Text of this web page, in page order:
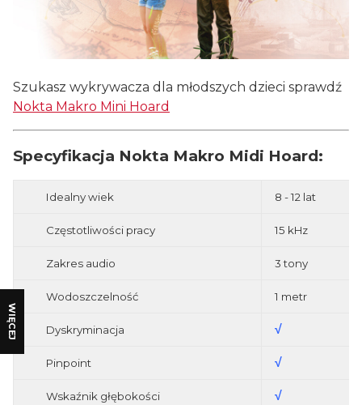
WIĘCEJ
Szukasz wykrywacza dla młodszych dzieci sprawdź
Nokta Makro Mini Hoard
Specyfikacja Nokta Makro Midi Hoard:
Idealny wiek 8 - 12 lat
Częstotliwości pracy 15 kHz
Zakres audio 3 tony
Wodoszczelność 1 metr
Dyskryminacja √
Pinpoint √
Wskaźnik głębokości √